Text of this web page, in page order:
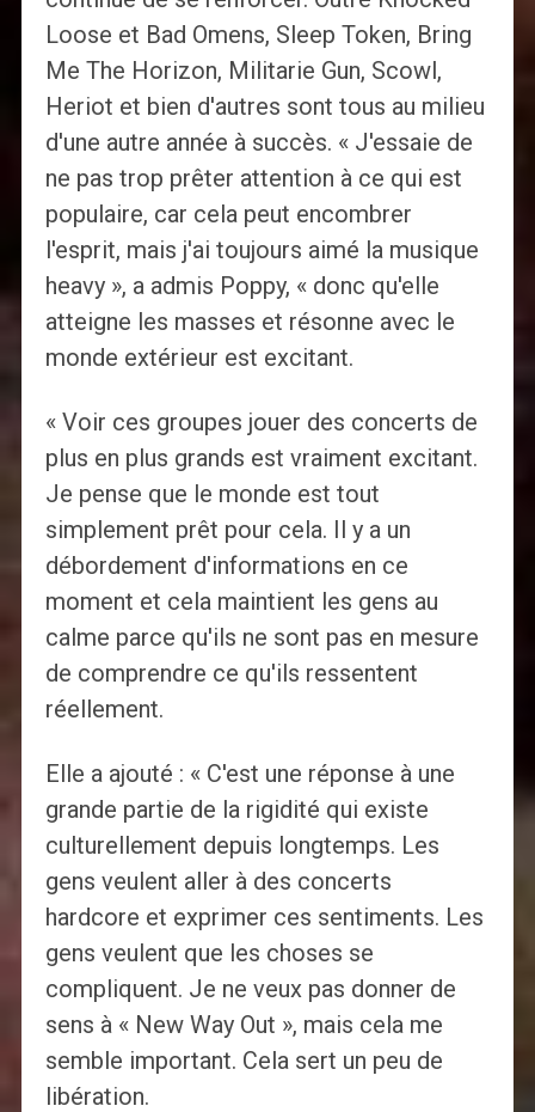
Loose et Bad Omens, Sleep Token, Bring
Me The Horizon, Militarie Gun, Scowl,
Heriot et bien d'autres sont tous au milieu
d'une autre année à succès. « J'essaie de
ne pas trop prêter attention à ce qui est
populaire, car cela peut encombrer
l'esprit, mais j'ai toujours aimé la musique
heavy », a admis Poppy, « donc qu'elle
atteigne les masses et résonne avec le
monde extérieur est excitant.
« Voir ces groupes jouer des concerts de
plus en plus grands est vraiment excitant.
Je pense que le monde est tout
simplement prêt pour cela. Il y a un
débordement d'informations en ce
moment et cela maintient les gens au
calme parce qu'ils ne sont pas en mesure
de comprendre ce qu'ils ressentent
réellement.
Elle a ajouté : « C'est une réponse à une
grande partie de la rigidité qui existe
culturellement depuis longtemps. Les
gens veulent aller à des concerts
hardcore et exprimer ces sentiments. Les
gens veulent que les choses se
compliquent. Je ne veux pas donner de
sens à « New Way Out », mais cela me
semble important. Cela sert un peu de
libération.